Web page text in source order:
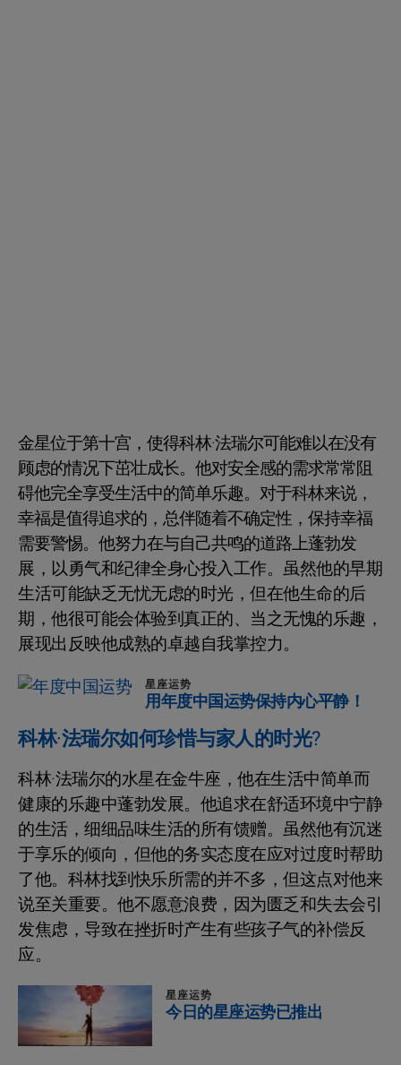
金星位于第十宫，使得科林·法瑞尔可能难以在没有
顾虑的情况下茁壮成长。他对安全感的需求常常阻
碍他完全享受生活中的简单乐趣。对于科林来说，
幸福是值得追求的，总伴随着不确定性，保持幸福
需要警惕。他努力在与自己共鸣的道路上蓬勃发
展，以勇气和纪律全身心投入工作。虽然他的早期
生活可能缺乏无忧无虑的时光，但在他生命的后
期，他很可能会体验到真正的、当之无愧的乐趣，
展现出反映他成熟的卓越自我掌控力。
星座运势
用年度中国运势保持内心平静！
科林·法瑞尔如何珍惜与家人的时光?
科林·法瑞尔的水星在金牛座，他在生活中简单而
健康的乐趣中蓬勃发展。他追求在舒适环境中宁静
的生活，细细品味生活的所有馈赠。虽然他有沉迷
于享乐的倾向，但他的务实态度在应对过度时帮助
了他。科林找到快乐所需的并不多，但这点对他来
说至关重要。他不愿意浪费，因为匮乏和失去会引
发焦虑，导致在挫折时产生有些孩子气的补偿反
应。
星座运势
今日的星座运势已推出